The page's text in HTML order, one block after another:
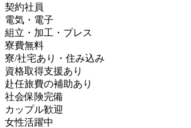
契約社員
電気・電子
組立・加工・プレス
寮費無料
寮/社宅あり・住み込み
資格取得支援あり
赴任旅費の補助あり
社会保険完備
カップル歓迎
女性活躍中